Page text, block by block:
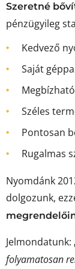
Szeretné
pénzügyileg
Kedvező
Saját
Széles
Pontosan
Rugalmas
Nyomdánk
dolgozunk,
Jelmondatunk:
folyamatosan